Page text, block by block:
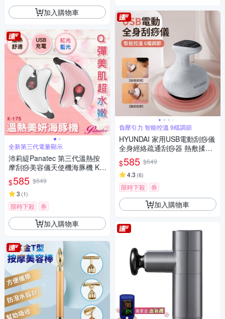
加入購物車
全新第三代電量顯示
沛莉緹Panatec 第三代溫熱按
摩刮痧美容儀天使機海豚機 K-1
75
$585 $649
3 (1)
限時下殺 券
加入購物車
負壓引力 智能控溫 9檔調節
HYUNDAI 家用USB電動刮痧儀
全身經絡疏通刮痧器 熱敷揉腹
儀 頸椎肌肉淋巴排毒按摩放鬆
儀（非醫療器材）
$585 $649
4.3 (6)
限時下殺 券
加入購物車